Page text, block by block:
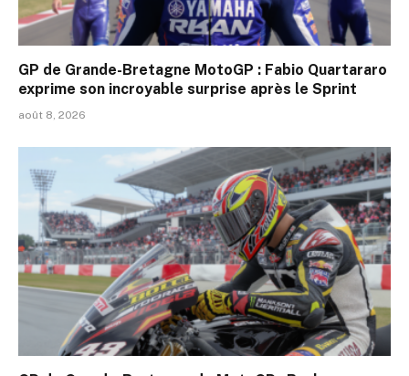
GP de Grande-Bretagne MotoGP : Fabio Quartararo
exprime son incroyable surprise après le Sprint
août 8, 2026